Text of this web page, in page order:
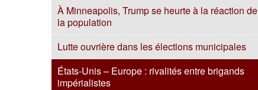
À Minneapolis, Trump se heurte à la réaction de
la population
Lutte ouvrière dans les élections municipales
États-Unis – Europe : rivalités entre brigands
impérialistes